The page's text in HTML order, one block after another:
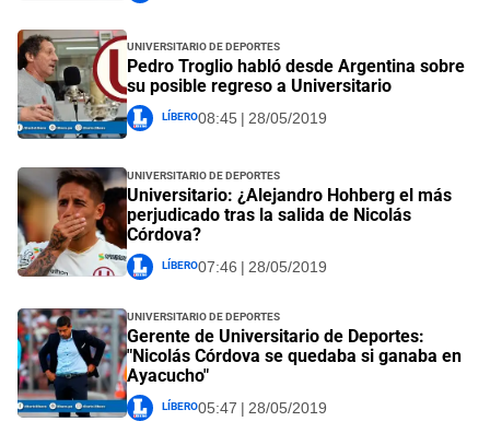
Universitario de Deportes
Pedro Troglio habló desde Argentina sobre
su posible regreso a Universitario
Líbero08:45 | 28/05/2019
Universitario de Deportes
Universitario: ¿Alejandro Hohberg el más
perjudicado tras la salida de Nicolás
Córdova?
Líbero07:46 | 28/05/2019
Universitario de Deportes
Gerente de Universitario de Deportes:
"Nicolás Córdova se quedaba si ganaba en
Ayacucho"
Líbero05:47 | 28/05/2019